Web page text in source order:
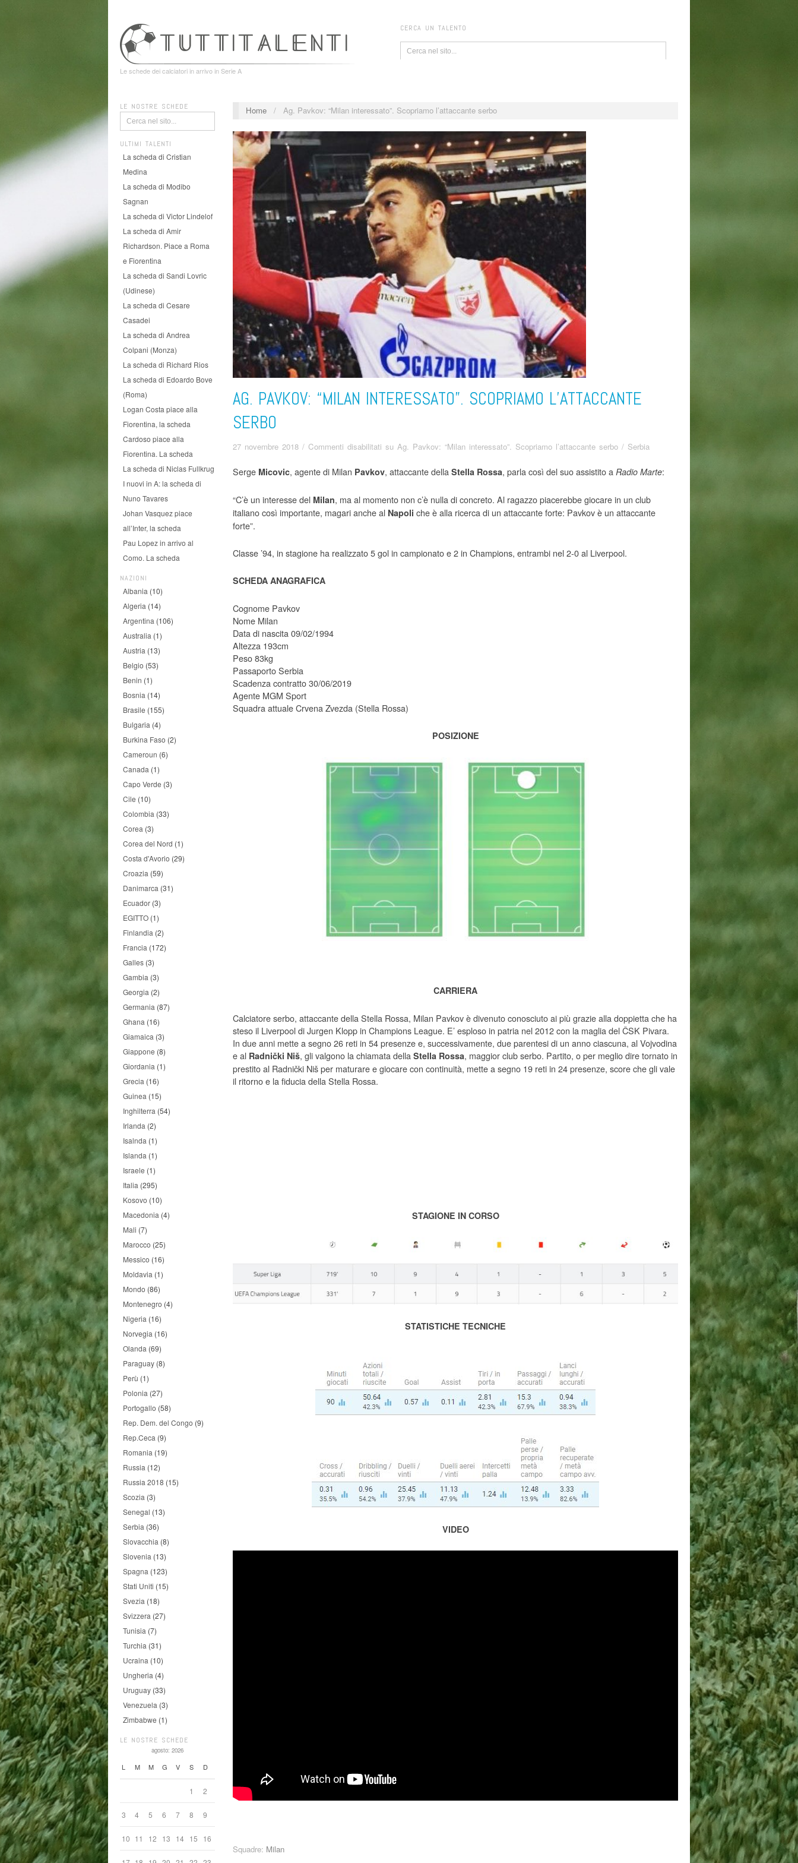
Le schede dei calciatori in arrivo in Serie A
CERCA UN TALENTO
LE NOSTRE SCHEDE
ULTIMI TALENTI
La scheda di Cristian
Medina
La scheda di Modibo
Sagnan
La scheda di Victor Lindelof
La scheda di Amir
Richardson. Piace a Roma
e Fiorentina
La scheda di Sandi Lovric
(Udinese)
La scheda di Cesare
Casadei
La scheda di Andrea
Colpani (Monza)
La scheda di Richard Rios
La scheda di Edoardo Bove
(Roma)
Logan Costa piace alla
Fiorentina, la scheda
Cardoso piace alla
Fiorentina. La scheda
La scheda di Niclas Fullkrug
I nuovi in A: la scheda di
Nuno Tavares
Johan Vasquez piace
all’Inter, la scheda
Pau Lopez in arrivo al
Como. La scheda
NAZIONI
Albania (10)
Algeria (14)
Argentina (106)
Australia (1)
Austria (13)
Belgio (53)
Benin (1)
Bosnia (14)
Brasile (155)
Bulgaria (4)
Burkina Faso (2)
Cameroun (6)
Canada (1)
Capo Verde (3)
Cile (10)
Colombia (33)
Corea (3)
Corea del Nord (1)
Costa d'Avorio (29)
Croazia (59)
Danimarca (31)
Ecuador (3)
EGITTO (1)
Finlandia (2)
Francia (172)
Galles (3)
Gambia (3)
Georgia (2)
Germania (87)
Ghana (16)
Giamaica (3)
Giappone (8)
Giordania (1)
Grecia (16)
Guinea (15)
Inghilterra (54)
Irlanda (2)
Isalnda (1)
Islanda (1)
Israele (1)
Italia (295)
Kosovo (10)
Macedonia (4)
Mali (7)
Marocco (25)
Messico (16)
Moldavia (1)
Mondo (86)
Montenegro (4)
Nigeria (16)
Norvegia (16)
Olanda (69)
Paraguay (8)
Perù (1)
Polonia (27)
Portogallo (58)
Rep. Dem. del Congo (9)
Rep.Ceca (9)
Romania (19)
Russia (12)
Russia 2018 (15)
Scozia (3)
Senegal (13)
Serbia (36)
Slovacchia (8)
Slovenia (13)
Spagna (123)
Stati Uniti (15)
Svezia (18)
Svizzera (27)
Tunisia (7)
Turchia (31)
Ucraina (10)
Ungheria (4)
Uruguay (33)
Venezuela (3)
Zimbabwe (1)
LE NOSTRE SCHEDE
agosto: 2026
L M M G V S D
1 2
3 4 5 6 7 8 9
10 11 12 13 14 15 16
Home / Ag. Pavkov: “Milan interessato”. Scopriamo l’attaccante serbo
AG. PAVKOV: “MILAN INTERESSATO”. SCOPRIAMO L’ATTACCANTE
SERBO
27 novembre 2018 / Commenti disabilitati su Ag. Pavkov: “Milan interessato”. Scopriamo l’attaccante serbo / Serbia
Serge Micovic, agente di Milan Pavkov, attaccante della Stella Rossa, parla così del suo assistito a Radio Marte:
“C’è un interesse del Milan, ma al momento non c’è nulla di concreto. Al ragazzo piacerebbe giocare in un club
italiano così importante, magari anche al Napoli che è alla ricerca di un attaccante forte: Pavkov è un attaccante
forte”.
Classe ’94, in stagione ha realizzato 5 gol in campionato e 2 in Champions, entrambi nel 2-0 al Liverpool.
SCHEDA ANAGRAFICA
Cognome Pavkov
Nome Milan
Data di nascita 09/02/1994
Altezza 193cm
Peso 83kg
Passaporto Serbia
Scadenza contratto 30/06/2019
Agente MGM Sport
Squadra attuale Crvena Zvezda (Stella Rossa)
POSIZIONE
CARRIERA
Calciatore serbo, attaccante della Stella Rossa, Milan Pavkov è divenuto conosciuto ai più grazie alla doppietta che ha
steso il Liverpool di Jurgen Klopp in Champions League. E’ esploso in patria nel 2012 con la maglia del ČSK Pivara.
In due anni mette a segno 26 reti in 54 presenze e, successivamente, due parentesi di un anno ciascuna, al Vojvodina
e al Radnički Niš, gli valgono la chiamata della Stella Rossa, maggior club serbo. Partito, o per meglio dire tornato in
prestito al Radnički Niš per maturare e giocare con continuità, mette a segno 19 reti in 24 presenze, score che gli vale
il ritorno e la fiducia della Stella Rossa.
STAGIONE IN CORSO
STATISTICHE TECNICHE
VIDEO
Squadre: Milan